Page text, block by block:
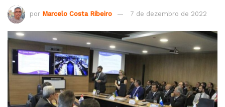
por Marcelo Costa Ribeiro 7 de dezembro de 2022